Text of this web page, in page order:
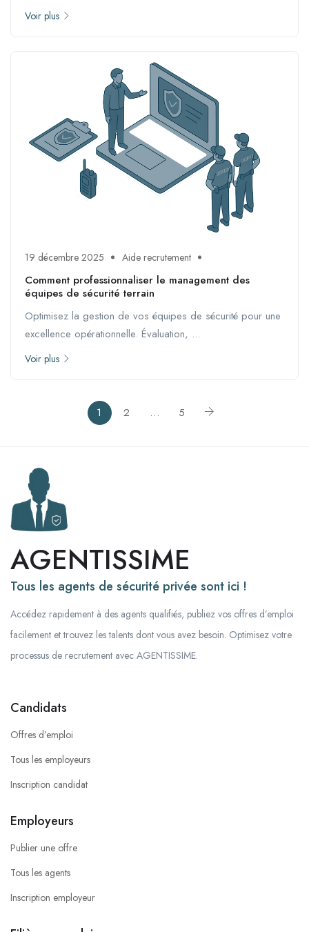
Voir plus
19 décembre 2025 Aide recrutement
Comment professionnaliser le management des
équipes de sécurité terrain
Optimisez la gestion de vos équipes de sécurité pour une
excellence opérationnelle. Évaluation, ...
Voir plus
1 2 … 5
AGENTISSIME
Tous les agents de sécurité privée sont ici !
Accédez rapidement à des agents qualifiés, publiez vos offres d’emploi
facilement et trouvez les talents dont vous avez besoin. Optimisez votre
processus de recrutement avec AGENTISSIME.
Candidats
Offres d’emploi
Tous les employeurs
Inscription candidat
Employeurs
Publier une offre
Tous les agents
Inscription employeur